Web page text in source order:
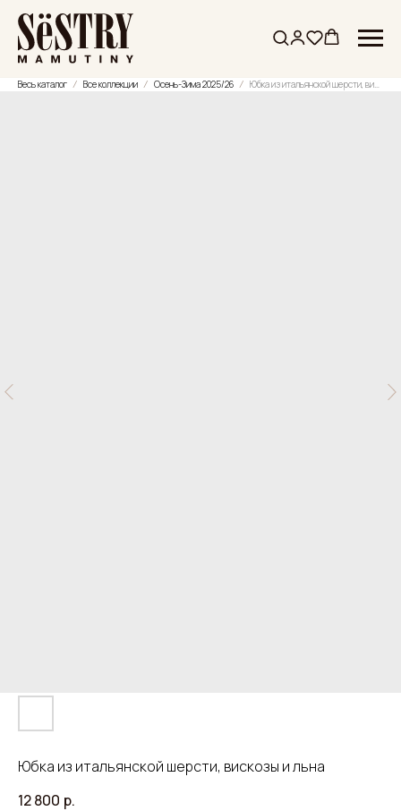
Весь каталог Все коллекции Осень-Зима 2025/26
Юбка из итальянской шерсти, вискозы и льна
12 800 р.